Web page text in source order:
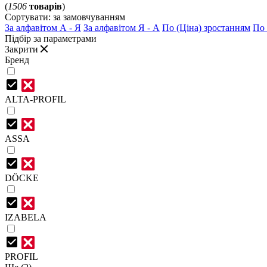
(1506 товарів)
Сортувати: за замовчуванням
За алфавітом А - Я За алфавітом Я - А По (Ціна) зростанням По
Підбір за параметрами
Закрити
Бренд
ALTA-PROFIL
ASSA
DÖCKE
IZABELA
PROFIL